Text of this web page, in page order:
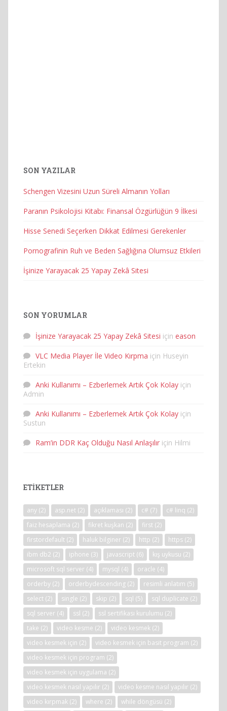
SON YAZILAR
Schengen Vizesini Uzun Süreli Almanın Yolları
Paranın Psikolojisi Kitabı: Finansal Özgürlüğün 9 İlkesi
Hisse Senedi Seçerken Dikkat Edilmesi Gerekenler
Pornografinin Ruh ve Beden Sağlığına Olumsuz Etkileri
İşinize Yarayacak 25 Yapay Zekâ Sitesi
SON YORUMLAR
İşinize Yarayacak 25 Yapay Zekâ Sitesi için eason
VLC Media Player İle Video Kırpma için Huseyin
Ertekin
Anki Kullanımı – Ezberlemek Artık Çok Kolay için
Admin
Anki Kullanımı – Ezberlemek Artık Çok Kolay için
Sustun
Ram’in DDR Kaç Olduğu Nasıl Anlaşılır için Hilmi
ETIKETLER
any (2) asp.net (2) açıklaması (2) c# (7) c# linq (2)
faiz hesaplama (2) fikret kuşkan (2) first (2)
firstordefault (2) haluk bilginer (2) http (2) https (2)
ibm db2 (2) iphone (3) javascript (6) kış uykusu (2)
microsoft sql server (4) mysql (4) oracle (4)
orderby (2) orderbydescending (2) resimli anlatım (5)
select (2) single (2) skip (2) sql (5) sql duplicate (2)
sql server (4) ssl (2) ssl sertifikası kurulumu (2)
take (2) video kesme (2) video kesmek (2)
video kesmek için (2) video kesmek için basit program (2)
video kesmek için program (2)
video kesmek için uygulama (2)
video kesmek nasıl yapılır (2) video kesme nasıl yapılır (2)
video kırpmak (2) where (2) while döngüsü (2)